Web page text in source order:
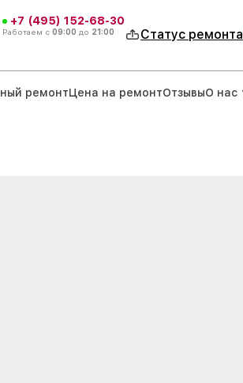
+7 (495) 152-68-30
Работаем с 09:00 до 21:00 Статус ремонта
ремонтЦена на ремонтОтзывыО нас